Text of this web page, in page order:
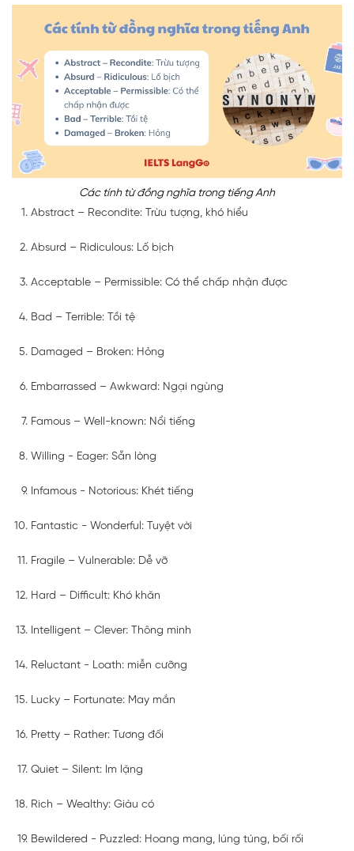
Các tính từ đồng nghĩa trong tiếng Anh
Abstract – Recondite: Trừu tượng, khó hiểu
Absurd – Ridiculous: Lố bịch
Acceptable – Permissible: Có thể chấp nhận được
Bad – Terrible: Tồi tệ
Damaged – Broken: Hỏng
Embarrassed – Awkward: Ngại ngùng
Famous – Well-known: Nổi tiếng
Willing - Eager: Sẵn lòng
Infamous - Notorious: Khét tiếng
Fantastic - Wonderful: Tuyệt vời
Fragile – Vulnerable: Dễ vỡ
Hard – Difficult: Khó khăn
Intelligent – Clever: Thông minh
Reluctant - Loath: miễn cưỡng
Lucky – Fortunate: May mắn
Pretty – Rather: Tương đối
Quiet – Silent: Im lặng
Rich – Wealthy: Giàu có
Bewildered - Puzzled: Hoang mang, lúng túng, bối rối